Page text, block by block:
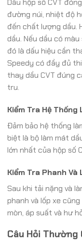
Dầu hộp số CVT
đường núi, nhiệt độ
đến chất lượng dầu.
dầu. Nếu dầu có
đó là dấu hiệu cần
Speedy có đầy đủ
thay dầu CVT đúng
tru.
Kiểm Tra Hệ Thống
Đảm bảo hệ thống
biệt là bộ làm mát
lớn nhất của hộp số
Kiểm Tra Phanh Và
Sau khi tải nặng và
phanh và lốp xe
mòn, áp suất và hư
Câu Hỏi Thường